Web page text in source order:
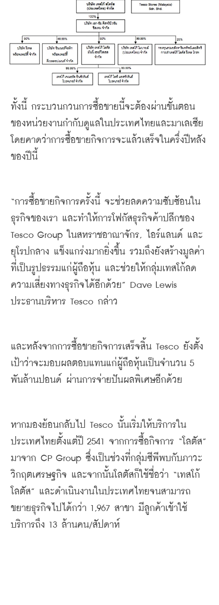
ทั้งนี้ กระบวนกวนการซื้อขายนี้จะต้องผ่านขั้นตอน
ของหน่วยงานกำกับดูแลในประเทศไทยและมาเลเซีย
โดยคาดว่าการซื้อขายกิจการจะแล้วเสร็จในครึ่งปีหลัง
ของปีนี้
“การซื้อขายกิจการครั้งนี้ จะช่วยลดความซับซ้อนใน
ธุรกิจของเรา และทำให้การโฟกัสธุรกิจค้าปลีกของ
Tesco Group
ในสหราชอาณาจักร, ไอร์แลนด์ และ
ยุโรปกลาง แข็งแกร่งมากยิ่งขึ้น รวมถึงยังสร้างมูลค่า
ที่เป็นรูปธรรมแก่ผู้ถือหุ้น และช่วยให้กลุ่มเทสโก้ลด
ความเสี่ยงทางธุรกิจได้อีกด้วย
ประธานบริหาร Tesco กล่าว
และหลังจากการซื้อขายกิจการเสร็จสิ้น Tesco ยังตั้ง
เป้าว่าจะมอบผลตอบแทนแก่ผู้ถือหุ้นเป็นจำนวน
พันล้านปอนด์
ผ่านการจ่ายปันผลพิเศษอีกด้วย
หากมองย้อนกลับไป Tesco นั้นเริ่มให้บริการใน
ประเทศไทยตั้งแต่ปี 2541 จากการซื้อกิจการ “โลตัส
มาจาก CP Group ซึ่งเป็นช่วงที่กลุ่มซีพีพบกับภาวะ
วิกฤตเศรษฐกิจ และจากนั้นโลตัสก็ใช้ชื่อว่า “เทสโก้
โลตัส” และดำเนินงานในประเทศไทยจนสามารถ
ขยายธุรกิจไปได้กว่า 1,967 สาขา มีลูกค้าเข้าใช้
บริการถึง 13 ล้านคน/สัปดาห์